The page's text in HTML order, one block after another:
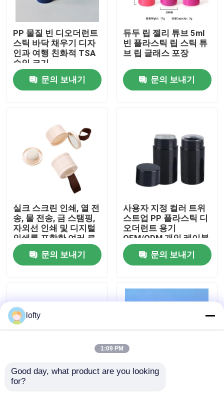
제품
우리에 대하여
공장 여행
연락주세요
경우
PP 물질 빈 디오더런트
스틱 바닥 채우기 디자
인과 여행 친화적 TSA
승인 크기
문의 보내기
듀두 립 젤리 튜브 5ml
빈 플라스틱 립 스틱 튜
브 립 글래스 포장
문의 보내기
실크 스크린 인쇄, 열 전
송, 물 전송, 금 스탬핑,
자외선 인쇄 및 디지털
인쇄를 포함한 여러 로
고 인쇄 방법을 지원하
며 다양한 브랜드 패키
지에 유연하게 대응합
문의 보내기
사용자 지정 컬러 트위
스트업 PP 플라스틱 디
오더런트 용기
OEM/ODM 개인 레이블
15g 30g 50g 75g 몸 관
리용 롤-온 향수병
문의 보내기
데오도란트 밤을 위한
lofty
1:09 PM
Good day, what product are you looking
for?